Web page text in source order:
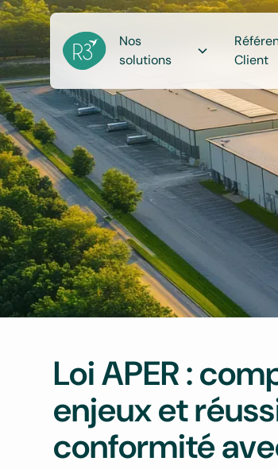
Nos
solutions
Client
Loi APER :
enjeux et
conformité